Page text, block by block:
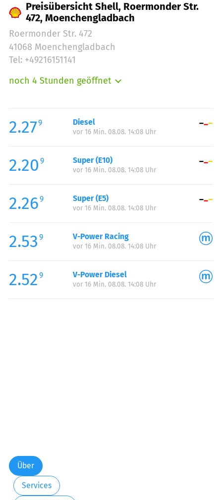
Preisübersicht Shell, Roermonder Str.
472, Moenchengladbach
Roermonder Str. 472
41068 Moenchengladbach
Tel: +49216151141
noch 4 Stunden geöffnet
Mittwoch:
06:00-21:00
Donnerstag:
Samstag:
06:00-21:00
Sonntag:
2.279 Diesel
vor 16 Min. 08.08. 14:08 Uhr
2.20 9 Super (E10)
vor 16 Min. 08.08. 14:08 Uhr
2.269 Super (E5)
vor 16 Min. 08.08. 14:08 Uhr
2.53 9 V-Power Racing
vor 16 Min. 08.08. 14:08 Uhr
2.52 9 V-Power Diesel
vor 16 Min. 08.08. 14:08 Uhr
Über
Services